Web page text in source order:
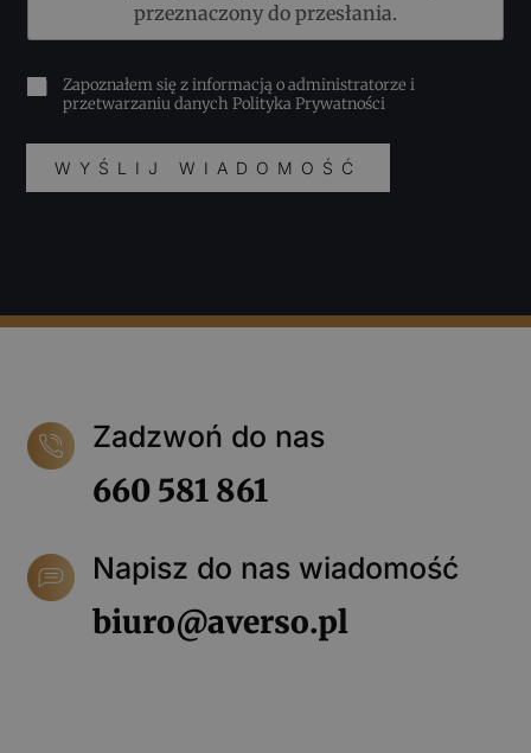
przeznaczony do przesłania.
Zapoznałem się z informacją o administratorze i
przetwarzaniu danychPolityka Prywatności
WYŚLIJ WIADOMOŚĆ
Zadzwoń do nas
660 581 861
Napisz do nas wiadomość
biuro@averso.pl